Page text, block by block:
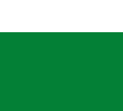
khi chế biến món
tươi trong ngày